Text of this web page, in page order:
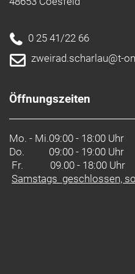
austauschbare
Rahmengröße: XXL
Gangschaltung: Shimano
Anzahl Gänge: 1
Hinterradbremse:
Bremschalthebel mit
0 25 41/22 66
zweirad.scharlau@t-
Öffnungszeiten
Mo. - Mi.09:00 - 18:00 Uhr
Do.
09:00 - 19:00 Uhr
Fr. 09.00 - 18:00 Uhr
Samstags geschlossen,